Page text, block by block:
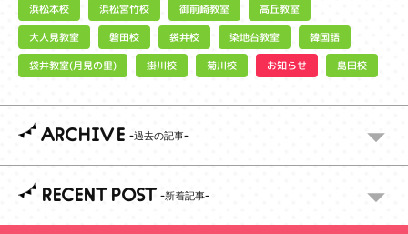
浜松本校 浜松宮竹校 御前崎教室 高丘教室
大人見教室 磐田校 袋井校 染地台教室 韓国語
袋井教室(月見の里) 掛川校 菊川校 お知らせ 島田校
ARCHIVE
RECENT POST